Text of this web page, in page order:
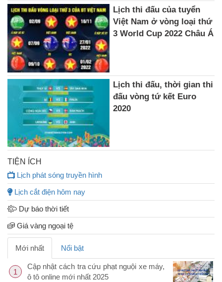
Lịch thi đấu của tuyển
Việt Nam ở vòng loại thứ
3 World Cup 2022 Châu Á
Lịch thi đấu, thời gian thi
đấu vòng tứ kết Euro
2020
TIỆN ÍCH
Lịch phát sóng truyền hình
Lịch cắt điện hôm nay
Dự báo thời tiết
Giá vàng ngoại tệ
Mới nhất Nổi bật
1
Cập nhật cách tra cứu phạt nguội xe máy,
ô tô online mới nhất 2025